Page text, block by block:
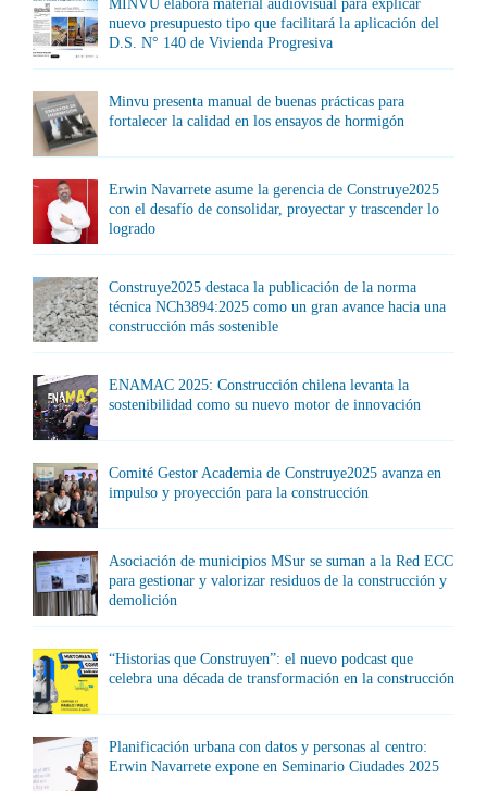
MINVU elabora material audiovisual para explicar
nuevo presupuesto tipo que facilitará la aplicación del
D.S. N° 140 de Vivienda Progresiva
Minvu presenta manual de buenas prácticas para
fortalecer la calidad en los ensayos de hormigón
Erwin Navarrete asume la gerencia de Construye2025
con el desafío de consolidar, proyectar y trascender lo
logrado
Construye2025 destaca la publicación de la norma
técnica NCh3894:2025 como un gran avance hacia una
construcción más sostenible
ENAMAC 2025: Construcción chilena levanta la
sostenibilidad como su nuevo motor de innovación
Comité Gestor Academia de Construye2025 avanza en
impulso y proyección para la construcción
Asociación de municipios MSur se suman a la Red ECC
para gestionar y valorizar residuos de la construcción y
demolición
“Historias que Construyen”: el nuevo podcast que
celebra una década de transformación en la construcción
Planificación urbana con datos y personas al centro:
Erwin Navarrete expone en Seminario Ciudades 2025